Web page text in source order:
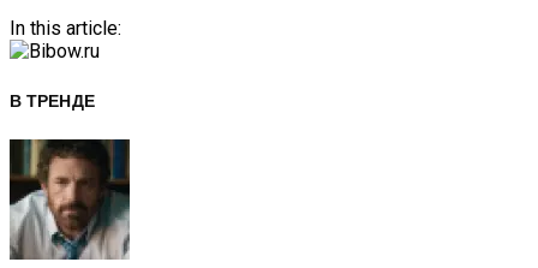
In this article:
В ТРЕНДЕ